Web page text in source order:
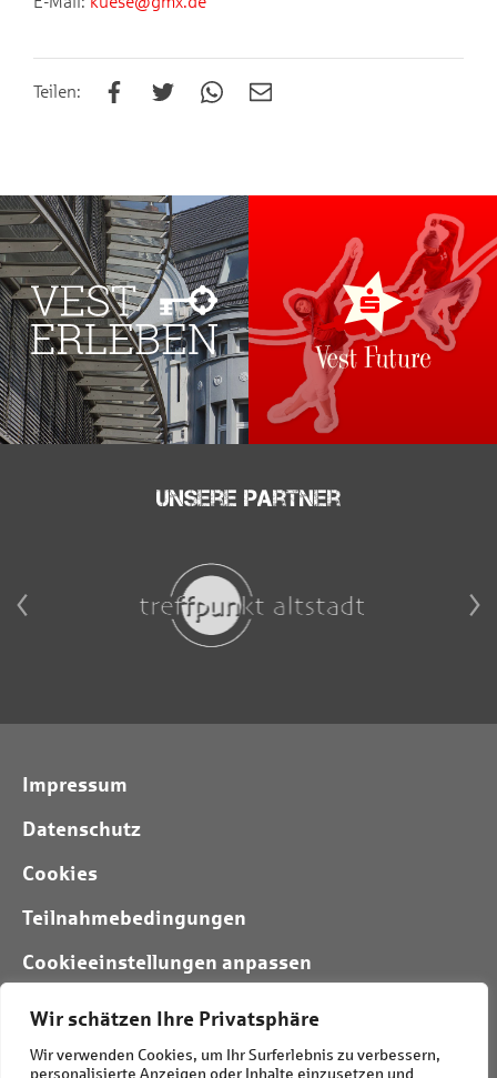
Wir schätzen Ihre Privatsphäre
Wir verwenden Cookies, um Ihr Surferlebnis zu verbessern,
personalisierte Anzeigen oder Inhalte einzusetzen und
Teilen:
Unsere Partner
Impressum
Datenschutz
Cookies
Teilnahmebedingungen
Cookieeinstellungen anpassen